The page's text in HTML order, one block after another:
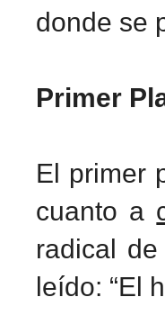
donde se
Primer
El primer
cuanto a
radical
leído: “El